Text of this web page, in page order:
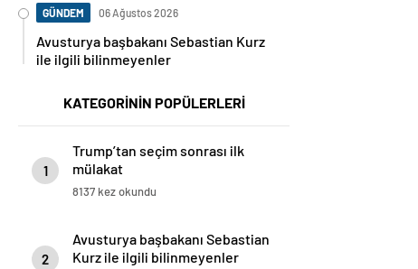
GÜNDEM 06 Ağustos 2026
Avusturya başbakanı Sebastian Kurz
ile ilgili bilinmeyenler
KATEGORİNİN POPÜLERLERİ
1
Trump’tan seçim sonrası ilk
mülakat
8137 kez okundu
2
Avusturya başbakanı Sebastian
Kurz ile ilgili bilinmeyenler